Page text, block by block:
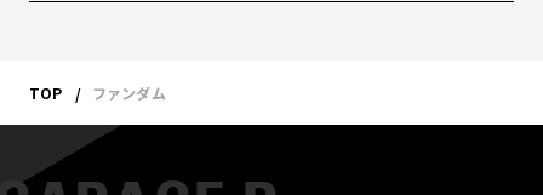
TOP ファンダム